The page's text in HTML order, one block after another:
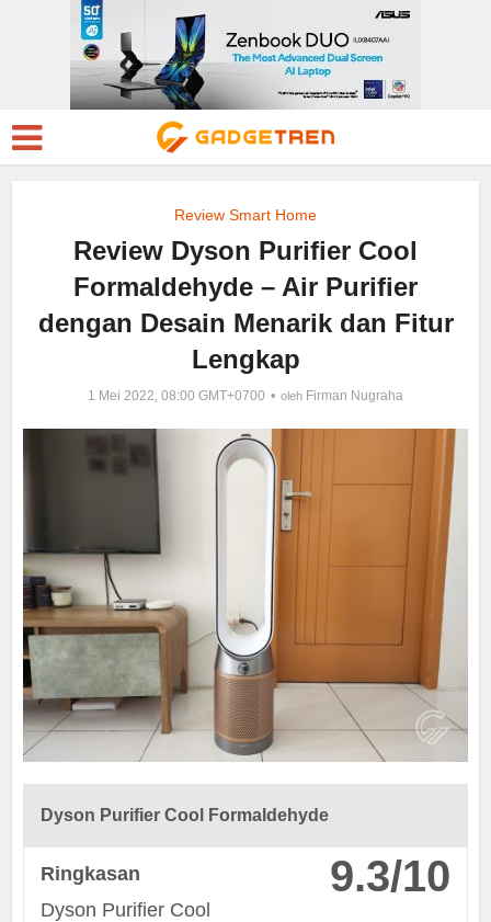
Review Smart Home
Review Dyson Purifier Cool
Formaldehyde – Air Purifier
dengan Desain Menarik dan Fitur
Lengkap
1 Mei 2022, 08:00 GMT+0700 oleh Firman Nugraha
Dyson Purifier Cool Formaldehyde
9.3/10
Ringkasan
Dyson Purifier Cool